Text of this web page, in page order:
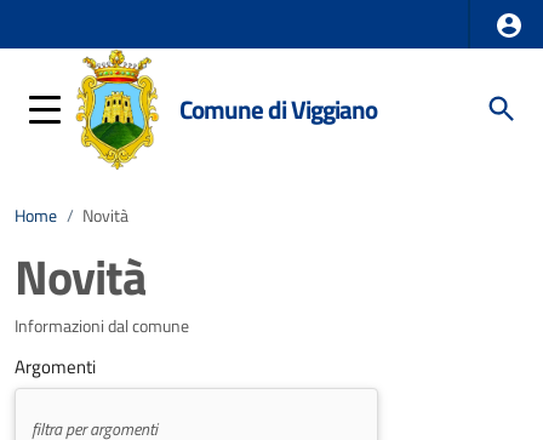
Comune di Viggiano
Home / Novità
Novità
Informazioni dal comune
Argomenti